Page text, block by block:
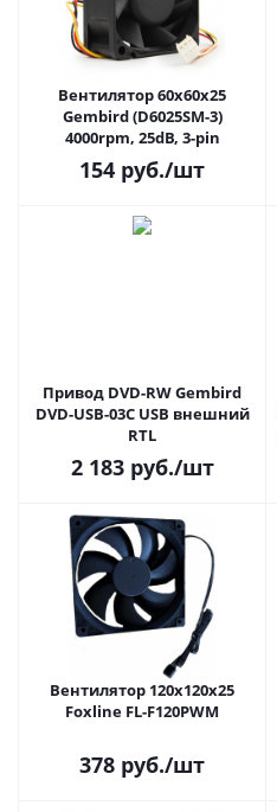
Вентилятор 60x60x25
Gembird (D6025SM-3)
4000rpm, 25dB, 3-pin
154 руб./шт
Привод DVD-RW Gembird
DVD-USB-03C USB внешний
RTL
2 183руб./шт
Вентилятор 120х120х25
Foxline FL-F120PWM
378 руб./шт